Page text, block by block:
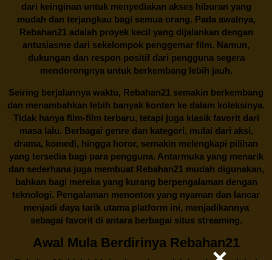
dari keinginan untuk menyediakan akses hiburan yang
mudah dan terjangkau bagi semua orang. Pada awalnya,
Rebahan21 adalah proyek kecil yang dijalankan dengan
antusiasme dari sekelompok penggemar film. Namun,
dukungan dan respon positif dari pengguna segera
mendorongnya untuk berkembang lebih jauh.
Seiring berjalannya waktu, Rebahan21 semakin berkembang
dan menambahkan lebih banyak konten ke dalam koleksinya.
Tidak hanya film-film terbaru, tetapi juga klasik favorit dari
masa lalu. Berbagai genre dan kategori, mulai dari aksi,
drama, komedi, hingga horor, semakin melengkapi pilihan
yang tersedia bagi para pengguna. Antarmuka yang menarik
dan sederhana juga membuatRebahan21mudah digunakan,
bahkan bagi mereka yang kurang berpengalaman dengan
teknologi. Pengalaman menonton yang nyaman dan lancar
menjadi daya tarik utama platform ini, menjadikannya
sebagai favorit di antara berbagai situs streaming.
Awal Mula Berdirinya Rebahan21